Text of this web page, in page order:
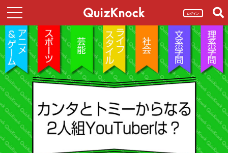
ログイン